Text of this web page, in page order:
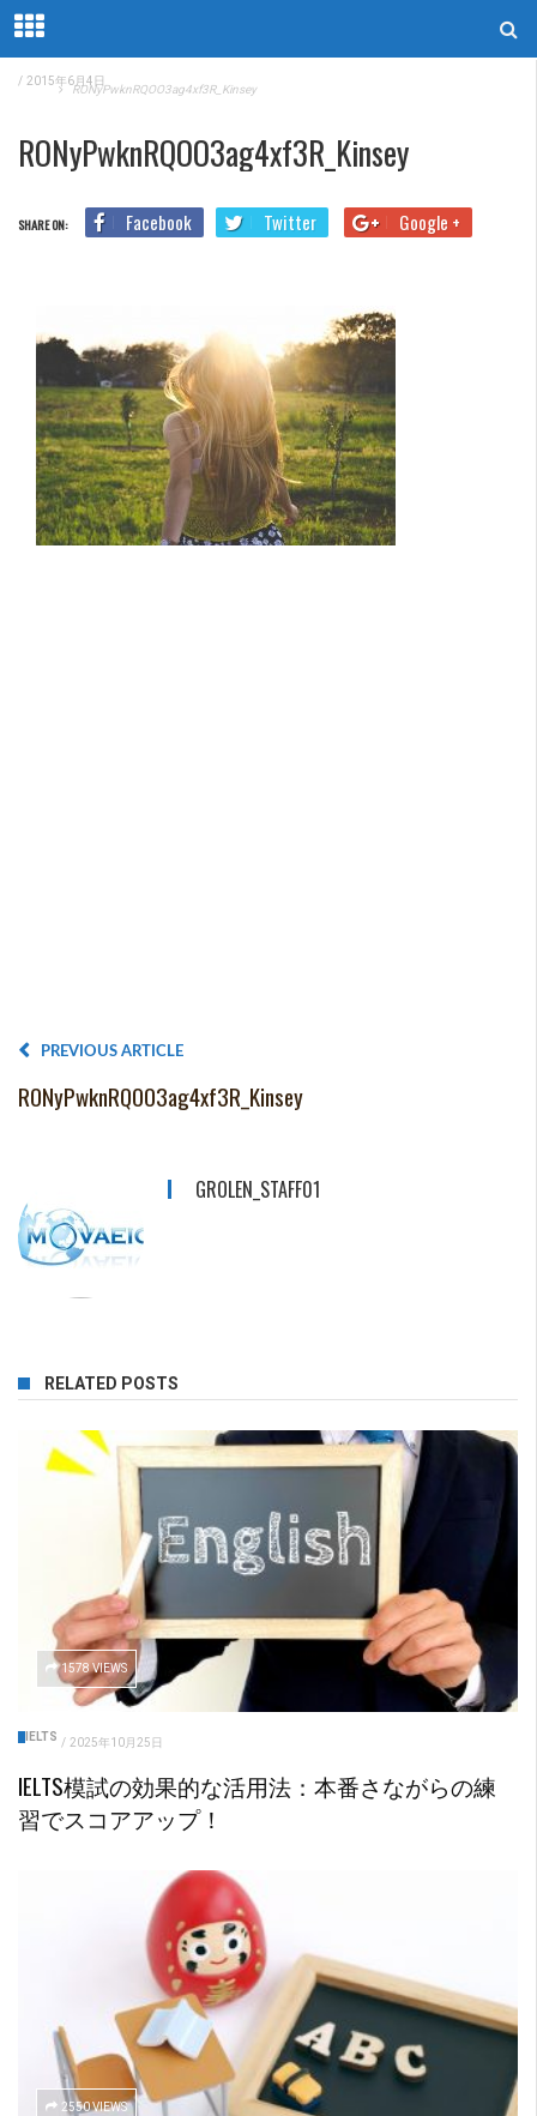
Home RONyPwknRQOO3ag4xf3R_Kinsey
/ 2015年6月4日
RONyPwknRQOO3ag4xf3R_Kinsey
SHARE ON: Facebook Twitter Google +
PREVIOUS ARTICLE
RONyPwknRQOO3ag4xf3R_Kinsey
GROLEN_STAFF01
RELATED POSTS
1578 VIEWS
IELTS / 2025年10月25日
IELTS模試の効果的な活用法：本番さながらの練
習でスコアアップ！
2550 VIEWS